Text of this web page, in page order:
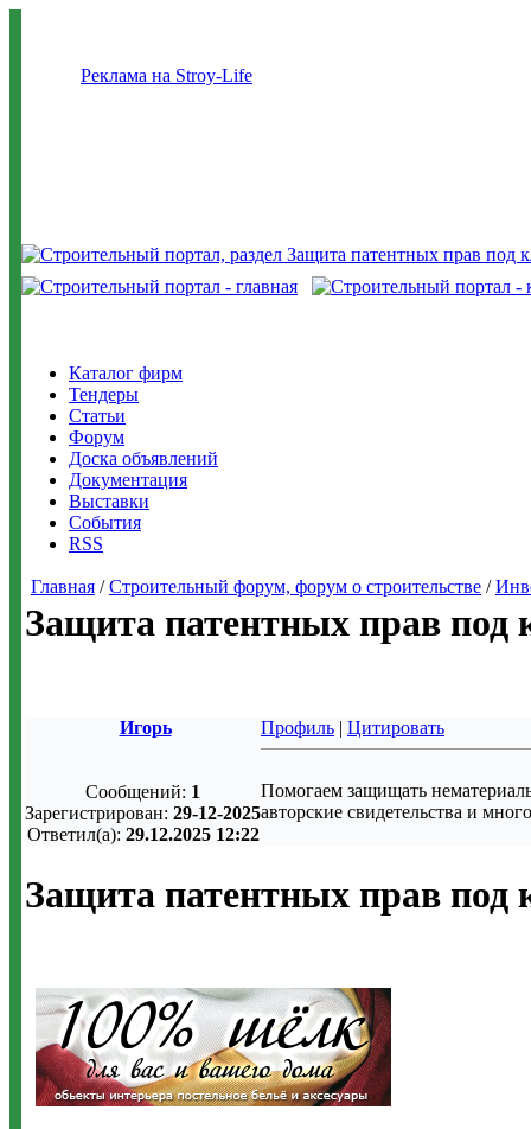
Реклама на Stroy-Life
Каталог фирм
Тендеры
Статьи
Форум
Доска объявлений
Документация
Выставки
События
RSS
Главная /Строительный форум, форум о строительстве /
Защита патентных прав под
Игорь
Сообщений: 1
Зарегистрирован: 29-12-2025
Ответил(а): 29.12.2025 12:22
Профиль | Цитировать
Помогаем защищать
авторские свидетельства и
Защита патентных прав под